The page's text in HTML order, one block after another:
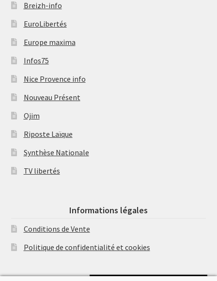
Breizh-info
EuroLibertés
Europe maxima
Infos75
Nice Provence info
Nouveau Présent
Ojim
Riposte Laïque
Synthèse Nationale
TV libertés
Informations légales
Conditions de Vente
Politique de confidentialité et cookies